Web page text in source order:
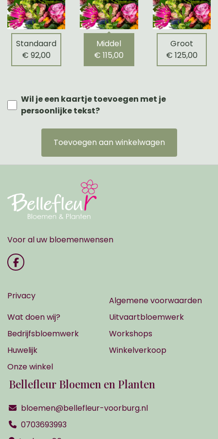
Standaard
€ 92,00
Middel
€ 115,00
Groot
€ 125,00
Wil je een kaartje toevoegen met je
persoonlijke tekst?
Toevoegen aan winkelwagen
Voor al uw bloemenwensen
Privacy
Algemene voorwaarden
Wat doen wij?
Uitvaartbloemwerk
Bedrijfsbloemwerk
Workshops
Huwelijk
Winkelverkoop
Onze winkel
Bellefleur Bloemen en Planten
bloemen@bellefleur-voorburg.nl
0703693993